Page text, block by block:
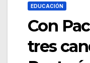
EDUCACIÓN
Con
tres